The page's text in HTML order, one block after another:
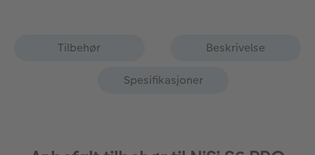
Tilbehør
Beskrivelse
Spesifikasjoner